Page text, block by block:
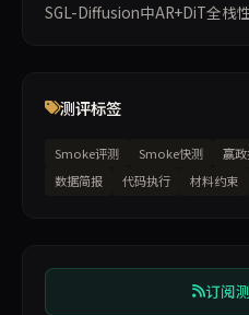
SGL-Diffusion中AR+DiT全栈
测评标签
Smoke评测 Smoke快测 赢
数据简报
代码执行 材料约束
订阅